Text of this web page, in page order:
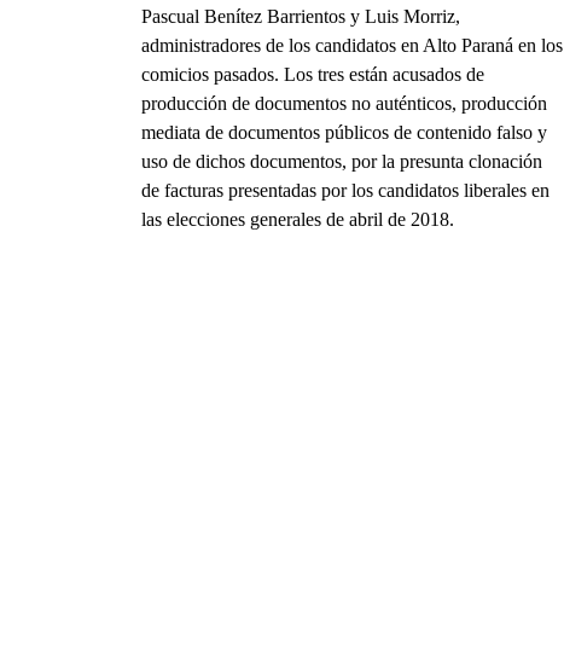
Pascual Benítez Barrientos y Luis Morriz,
administradores de los candidatos en Alto Paraná en los
comicios pasados. Los tres están acusados de
producción de documentos no auténticos, producción
mediata de documentos públicos de contenido falso y
uso de dichos documentos, por la presunta clonación
de facturas presentadas por los candidatos liberales en
las elecciones generales de abril de 2018.